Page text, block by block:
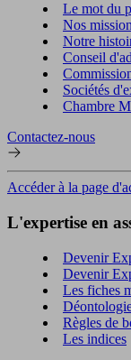
Le mot du
Nos
Notre
Conseil
Sociétés
Chambre
Contactez-nous
Accéder à la page
L'expertise en
Devenir
Devenir
Les fiches
Règles de
Les indices